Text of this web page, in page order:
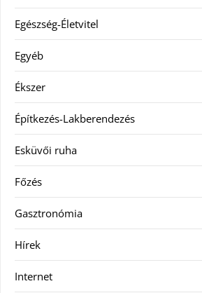
Egészség-Életvitel
Egyéb
Ékszer
Építkezés-Lakberendezés
Esküvői ruha
Főzés
Gasztronómia
Hírek
Internet